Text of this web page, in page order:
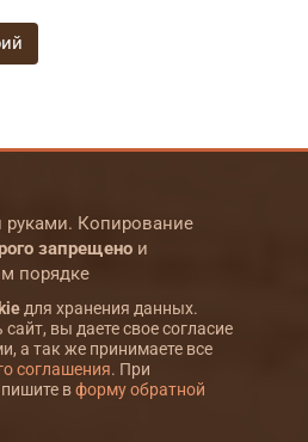
Копирование
запрещено и
порядке
для хранения данных.
вы даете свое согласие
а так же принимаете все
соглашения. При
вформу обратной